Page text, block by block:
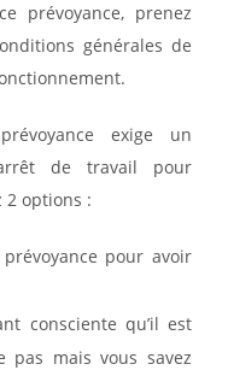
prévoyance, prenez
générales de
exige un
de travail pour
2 options :
pour avoir
consciente qu’il est
pas mais vous savez